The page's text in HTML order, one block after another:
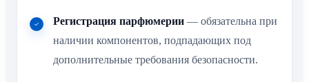
Регистрация парфюмерии — обязательна при
наличии компонентов, подпадающих под
дополнительные требования безопасности.